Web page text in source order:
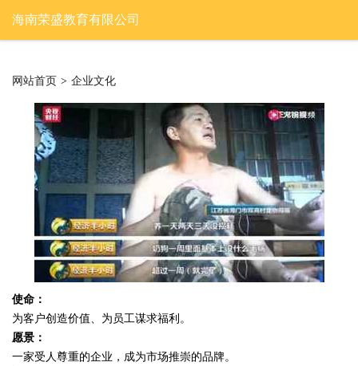
海南荣盛教育有限公司
网站首页 > 企业文化
使命：
为客户创造价值、为员工谋求福利。
愿景：
一家受人尊重的企业，成为市场推崇的品牌。